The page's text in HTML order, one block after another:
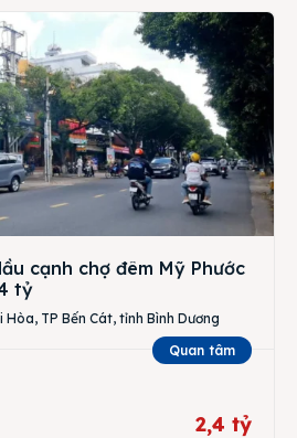
cạnh chợ đêm Mỹ Phước
tỷ
TP Bến Cát, tỉnh Bình Dương
Quan tâm
2,4 tỷ